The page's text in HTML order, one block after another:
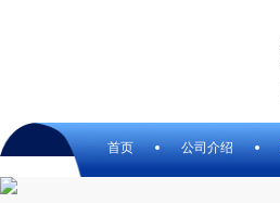
首页 公司介绍